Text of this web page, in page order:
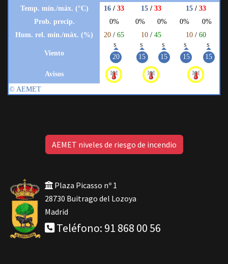
AEMET niveles de riesgo de incendio
Plaza Picasso nº 1
28730 Buitrago del Lozoya
Madrid
Teléfono: 91 868 00 56